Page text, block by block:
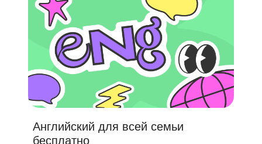
Английский для всей семьи
бесплатно